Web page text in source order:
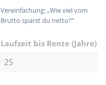
Vereinfachung: „Wie viel vom
Brutto sparst du netto?“
Laufzeit bis Rente (Jahre)